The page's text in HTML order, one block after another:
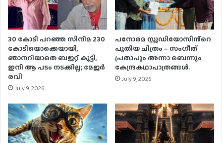
30 കോടി പറഞ്ഞ സിനിമ 230
കോടിയൊക്കെയായി,
ഞാനറിയാതെ ബജറ്റ് കൂട്ടി,
ഇനി ആ പടം നടക്കില്ല; മേജർ
രവി
July 9, 2026
പനോരമ സ്റ്റുഡിയോസിൻ്റെ
പുതിയ ചിത്രം – സംഗീത്
പ്രതാപും അന്നാ ബെന്നും
കേന്ദ്രകഥാപാത്രങ്ങൾ.
July 9, 2026